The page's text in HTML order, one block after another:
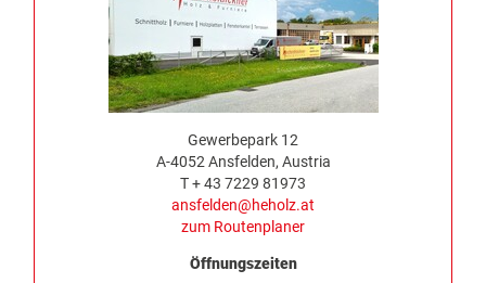
Gewerbepark 12
A-4052 Ansfelden, Austria
T + 43 7229 81973
ansfelden@heholz.at
zum Routenplaner
Öffnungszeiten